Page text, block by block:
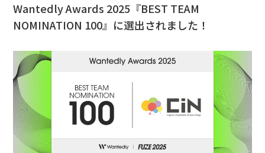
Wantedly Awards 2025『BEST TEAM
NOMINATION 100』に選出されました！